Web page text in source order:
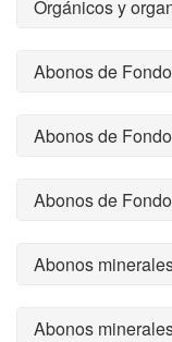
Orgánicos y
Abonos de
Abonos de
Abonos de
Abonos
Abonos